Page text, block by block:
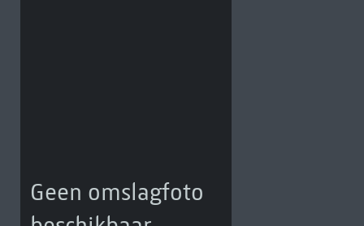
Geen omslagfoto